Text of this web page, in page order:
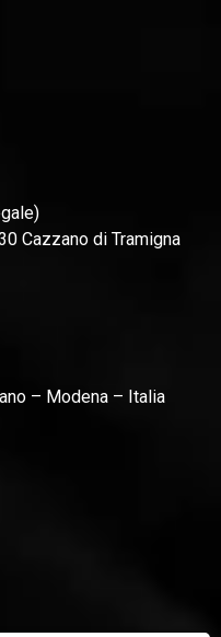
Cazzano di Tramigna
– Modena – Italia